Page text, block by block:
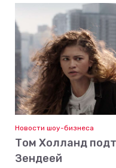
Новости шоу-бизнеса
Том Холланд
Зендеей